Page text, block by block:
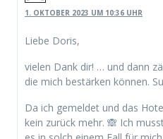
1. OKTOBER 2023 UM 10:36 UHR
Liebe Doris,
vielen Dank dir! … und dann
die mich bestärken können.
Da ich gemeldet und das
kein zurück mehr. 🙈 Ich